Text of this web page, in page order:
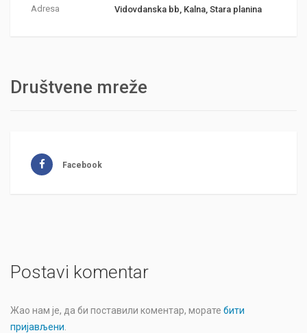
Adresa Vidovdanska bb, Kalna, Stara planina
Društvene mreže
Facebook
Postavi komentar
Жао нам је, да би поставили коментар, морате бити
пријављени